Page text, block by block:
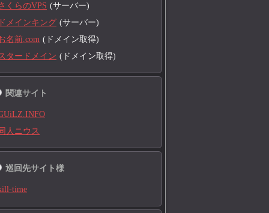
くらのVPS (サーバー)
メインキング (サーバー)
名前.com (ドメイン取得)
タードメイン (ドメイン取得)
関連サイト
人ニウス
巡回先サイト様
time